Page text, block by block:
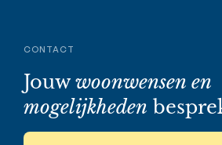
CONTACT
Jouwwoonwensen en
mogelijkheden